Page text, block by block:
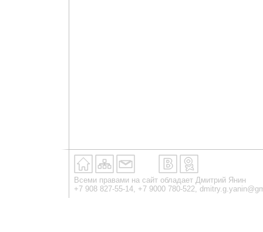
Всеми правами на сайт обладает Дмитрий Янин
+7 908 827-55-14, +7 9000 780-522,